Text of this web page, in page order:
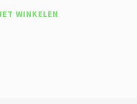
WINKELEN